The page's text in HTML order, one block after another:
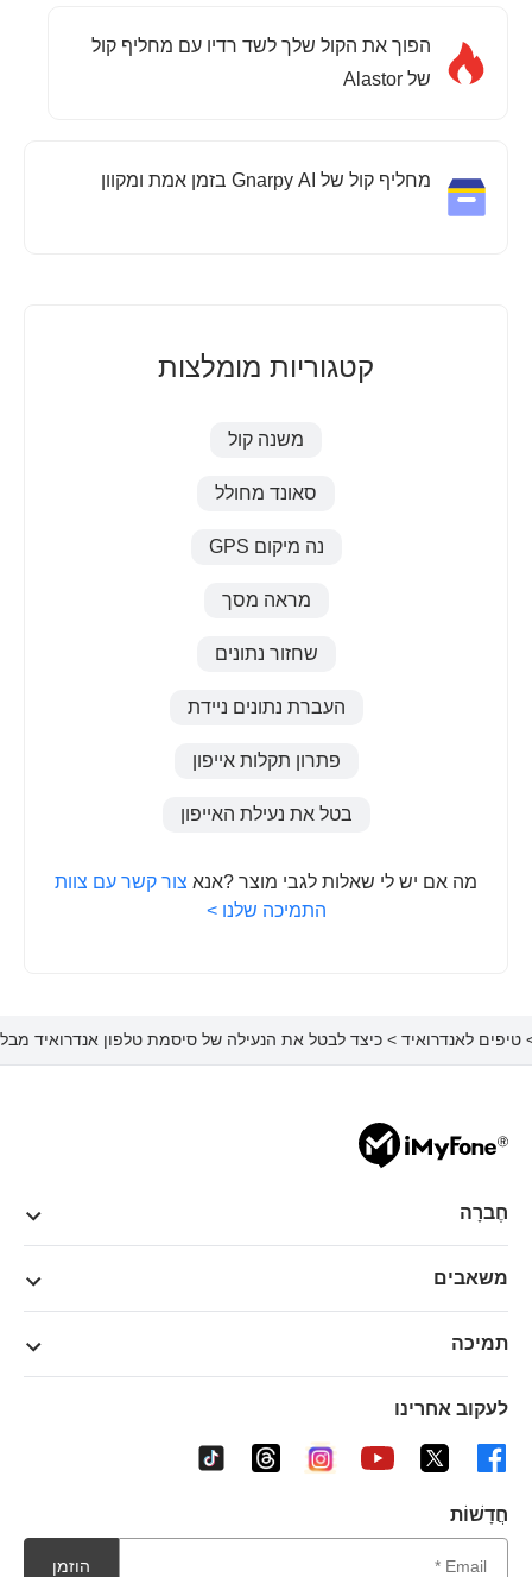
הפוך את הקול שלך לשד רדיו עם מחליף קול
של Alastor
מחליף קול של Gnarpy AI בזמן אמת ומקוון
קטגוריות מומלצות
משנה קול
סאונד מחולל
נה מיקום GPS
מראה מסך
שחזור נתונים
העברת נתונים ניידת
פתרון תקלות אייפון
בטל את נעילת האייפון
מה אם יש לי שאלות לגבי מוצר ?אנא צור קשר עם צוות
התמיכה שלנו >
טיפים לאנדרואיד> כיצד לבטל את הנעילה של סיסמת טלפון אנדרואיד
חֶברָה
משאבים
תמיכה
לעקוב אחרינו
חֲדָשׁוֹת
הוזמן